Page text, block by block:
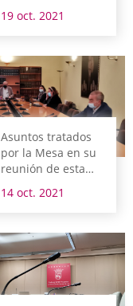
19 oct. 2021
Asuntos tratados
por la Mesa en su
reunión de esta
14 oct. 2021